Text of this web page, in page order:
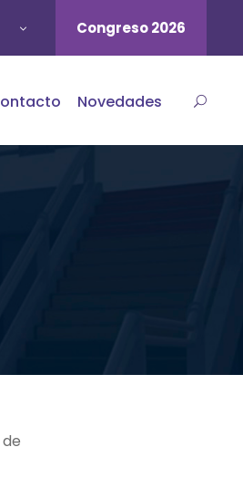
Congreso 2026
Novedades